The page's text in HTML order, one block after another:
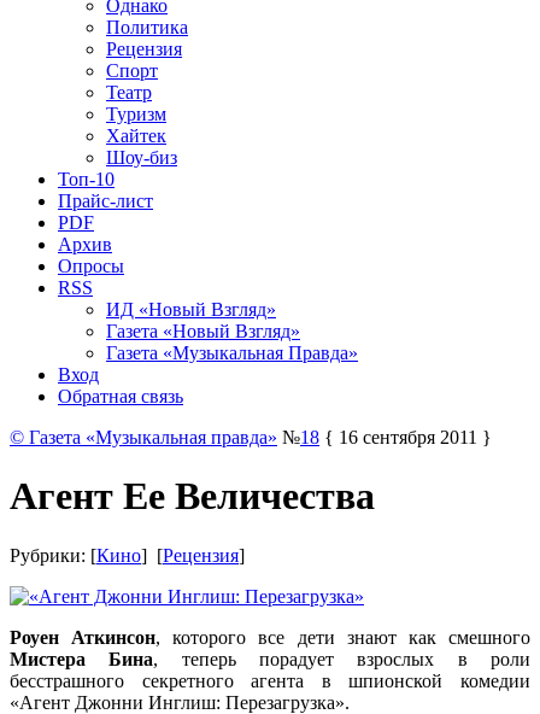
Однако
Политика
Рецензия
Спорт
Театр
Туризм
Хайтек
Шоу-биз
Топ-10
Прайс-лист
PDF
Архив
Опросы
RSS
ИД «Новый Взгляд»
Газета «Новый Взгляд»
Газета «Музыкальная Правда»
Вход
Обратная связь
© Газета «Музыкальная правда» №18 { 16 сентября 2011 }
Агент Ее Величества
Рубрики: [Кино] [Рецензия]
Роуен Аткинсон, которого все дети знают как смешного
Мистера Бина, теперь порадует взрослых в роли
бесстрашного секретного агента в шпионской комедии
«Агент Джонни Инглиш: Перезагрузка».